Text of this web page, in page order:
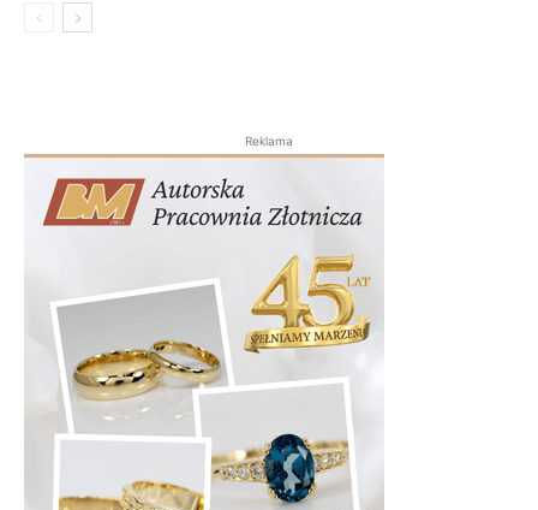
Reklama